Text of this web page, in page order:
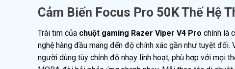
Cảm Biến Focus Pro 50K Thế Hệ
Trái tim của chuột gaming Razer Viper V4 Pro chính là
nghệ hàng đầu mang đến độ chính xác gần như tuyệt
người dùng tùy chỉnh độ nhạy linh hoạt, phù hợp với mọi